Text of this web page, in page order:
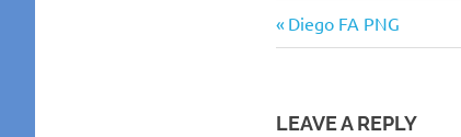
Navegación
entradas
Previous
Post:
Diego FA PNG
LEAVE A REPLY